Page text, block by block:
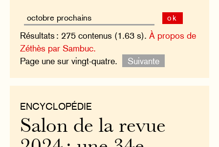
ok
Résultats : 275 contenus (1.63 s).À propos de
Zéthès par Sambuc.
Page une sur vingt-quatre.
Suivante
ENCYCLOPÉDIE
Salon de la revue